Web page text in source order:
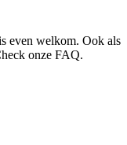
even welkom. Ook als
onze FAQ.